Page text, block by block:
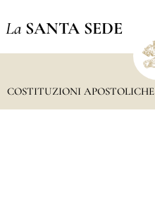
La SANTA SEDE
COSTITUZIONI APOSTOLICHE